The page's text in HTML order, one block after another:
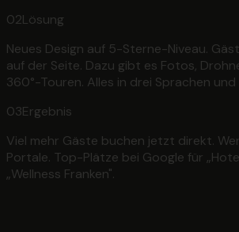
02Lösung
Neues Design auf 5-Sterne-Niveau.
auf der Seite. Dazu gibt es Fotos,
360°-Touren. Alles in drei Sprachen
03Ergebnis
Viel mehr Gäste buchen jetzt direkt.
Portale. Top-Plätze bei Google für
„Wellness Franken".